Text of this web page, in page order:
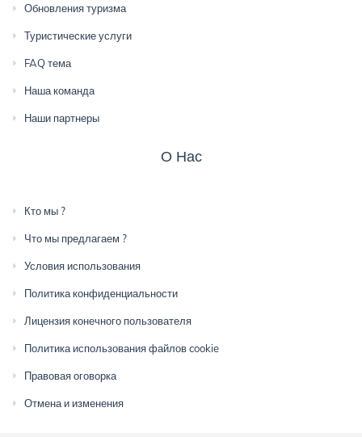
Обновления туризма
Туристические услуги
FAQ тема
Наша команда
Наши партнеры
О Нас
Кто мы ?
Что мы предлагаем ?
Условия использования
Политика конфиденциальности
Лицензия конечного пользователя
Политика использования файлов cookie
Правовая оговорка
Отмена и изменения